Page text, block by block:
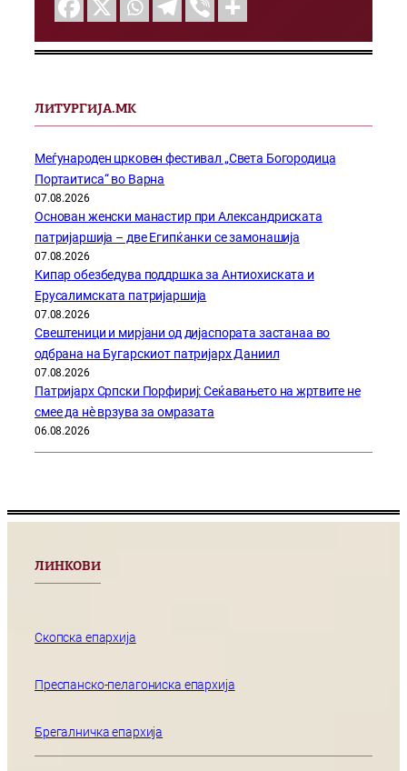
ЛИТУРГИЈА.МК
Меѓународен црковен фестивал „Света Богородица
Портаитиса“ во Варна
07.08.2026
Основан женски манастир при Александриската
патријаршија – две Египќанки се замонашија
07.08.2026
Кипар обезбедува поддршка за Антиохиската и
Ерусалимската патријаршија
07.08.2026
Свештеници и мирјани од дијаспората застанаа во
одбрана на Бугарскиот патријарх Даниил
07.08.2026
Патријарх Српски Порфириј: Сеќавањето на жртвите не
смее да нѐ врзува за омразата
06.08.2026
ЛИНКОВИ
Скопска епархија
Преспанско-пелагониска епархија
Брегалничка епархија